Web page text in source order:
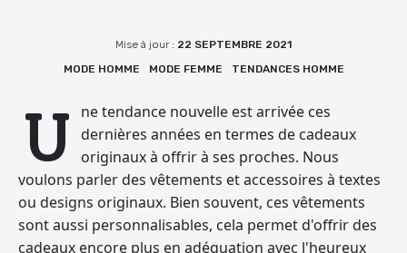
Mise à jour : 22 SEPTEMBRE 2021
MODE HOMME
MODE FEMME TENDANCES HOMME
U
ne tendance nouvelle est arrivée ces
dernières années en termes de cadeaux
originaux à offrir à ses proches. Nous
voulons parler des vêtements et accessoires à textes
ou designs originaux. Bien souvent, ces vêtements
sont aussi personnalisables, cela permet d'offrir des
cadeaux encore plus en adéquation avec l'heureux